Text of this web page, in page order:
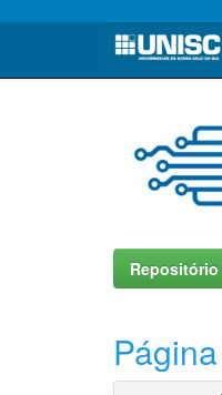
Skip
Repositório